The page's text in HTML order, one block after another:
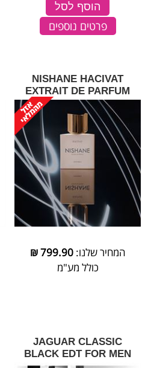
הוסף לסל
פרטים נוספים
NISHANE HACIVAT
EXTRAIT DE PARFUM
המחיר שלנו: 799.90
₪
כולל מע"מ
JAGUAR CLASSIC
BLACK EDT FOR MEN